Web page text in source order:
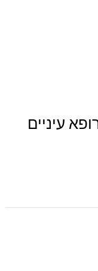
עיניים